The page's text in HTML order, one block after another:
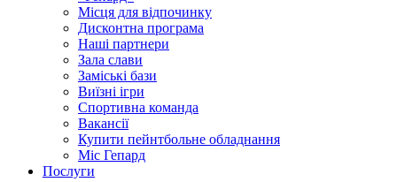
Місця для відпочинку
Дисконтна програма
Наші партнери
Зала слави
Заміські бази
Виїзні ігри
Спортивна команда
Вакансії
Купити пейнтбольне обладнання
Міс Гепард
Послуги